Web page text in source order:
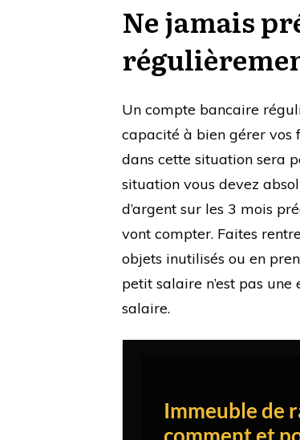
Ne jamais
Un compte bancaire
capacité à bien gérer vos
dans cette situation sera
situation vous devez
d’argent sur les 3 mois
vont compter. Faites
objets inutilisés ou en
petit salaire n’est pas
salaire.